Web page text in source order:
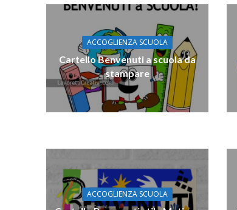
ACCOGLIENZA SCUOLA
Cartello Benvenuti a scuola da
stampare
ACCOGLIENZA SCUOLA